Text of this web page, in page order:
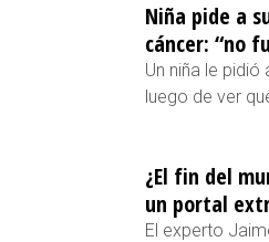
Niña pide a
cáncer: “no
Un niña le
luego de ver
¿El fin del
un portal
El experto